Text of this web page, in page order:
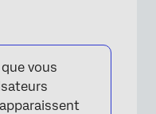
vous